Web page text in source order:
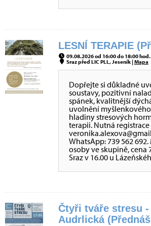
LESNÍ TERAPIE
09.08.2026 od 16:00 do 18:00 hod.
Sraz před LIC PLL, Jeseník |Mapa
Dopřejte si důkladné
soustavy, pozitivní
spánek, kvalitnější
uvolnění
hladiny stresových
terapii. Nutná
WhatsApp: 739 562
osoby ve skupině, cena
Sraz v 16.00 u
Čtyři tváře stresu -
Audrlická